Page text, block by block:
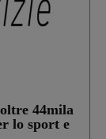
44mila
lo sport e